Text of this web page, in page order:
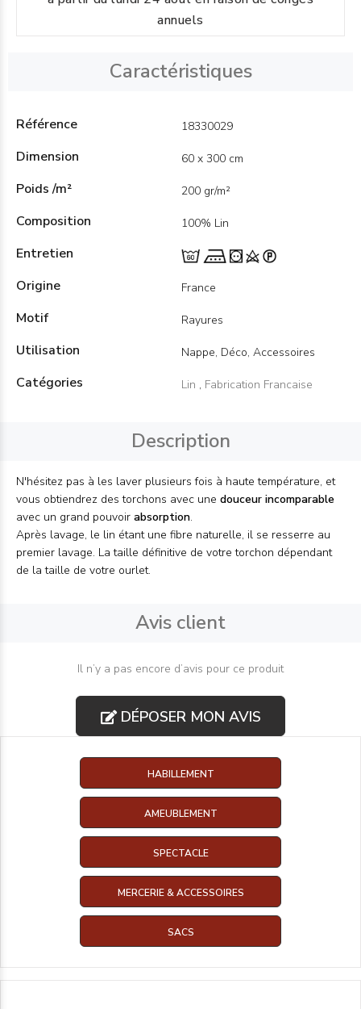
annuels
Caractéristiques
Référence 18330029
Dimension 60 x 300 cm
Poids /m² 200 gr/m²
Composition 100% Lin
Entretien
Origine
France
Motif Rayures
Utilisation Nappe, Déco, Accessoires
Catégories Lin , Fabrication Francaise
Description
N'hésitez pas à les laver plusieurs fois à haute température, et
vous obtiendrez des torchons avec une douceur incomparable
avec un grand pouvoir absorption.
Après lavage, le lin étant une fibre naturelle, il se resserre au
premier lavage. La taille définitive de votre torchon dépendant
de la taille de votre ourlet.
Avis client
Il n’y a pas encore d’avis pour ce produit
DÉPOSER MON AVIS
HABILLEMENT
AMEUBLEMENT
SPECTACLE
MERCERIE & ACCESSOIRES
SACS